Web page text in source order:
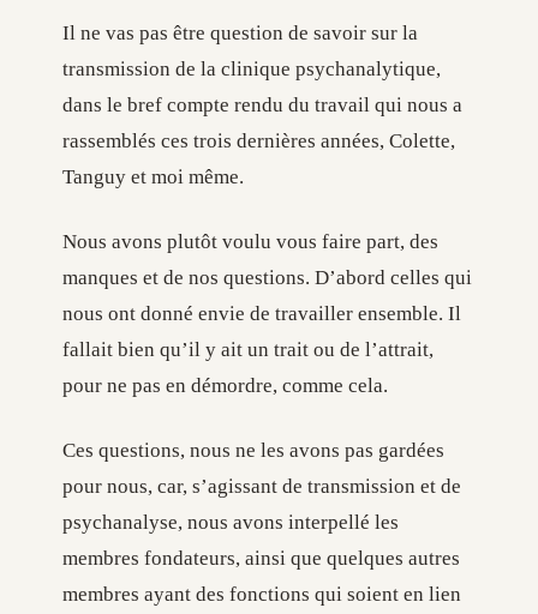
Il ne vas pas être question de savoir sur la
transmission de la clinique psychanalytique,
dans le bref compte rendu du travail qui nous a
rassemblés ces trois dernières années, Colette,
Tanguy et moi même.
Nous avons plutôt voulu vous faire part, des
manques et de nos questions. D’abord celles qui
nous ont donné envie de travailler ensemble. Il
fallait bien qu’il y ait un trait ou de l’attrait,
pour ne pas en démordre, comme cela.
Ces questions, nous ne les avons pas gardées
pour nous, car, s’agissant de transmission et de
psychanalyse, nous avons interpellé les
membres fondateurs, ainsi que quelques autres
membres ayant des fonctions qui soient en lien